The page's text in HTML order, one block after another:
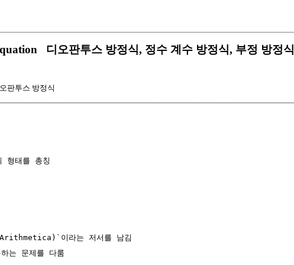
디오판투스 방정식, 정수 계수 방정식, 부정 방정식
판투스 방정식
형태를 총칭
이라는 저서를 남김
는 문제를 다룸